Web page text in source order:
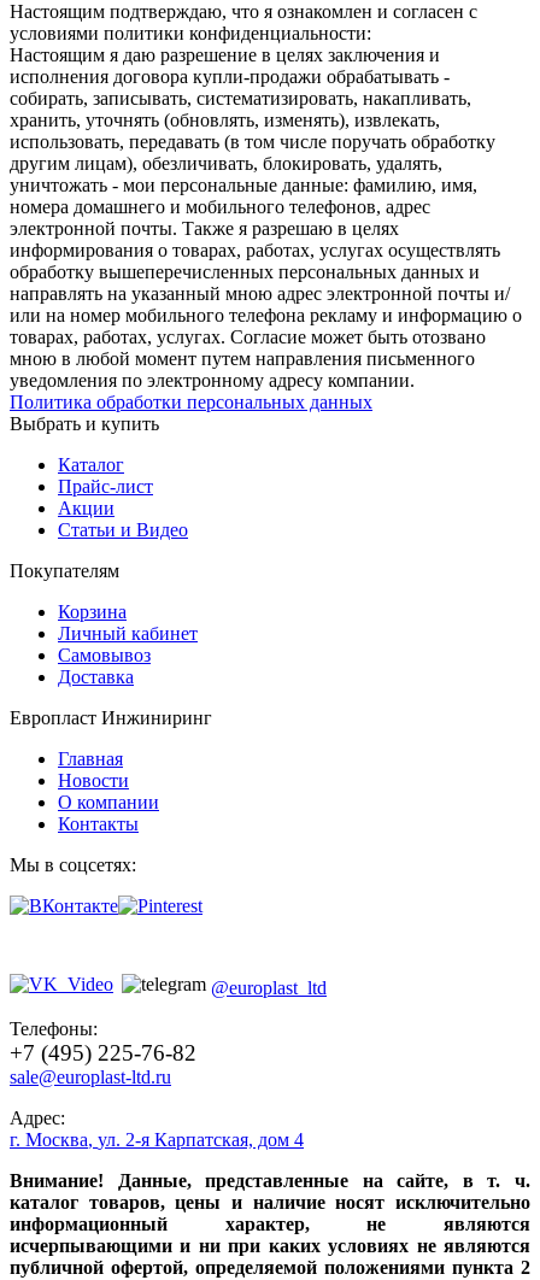
Настоящим подтверждаю, что я ознакомлен и согласен с
условиями политики конфиденциальности:
Настоящим я даю разрешение в целях заключения и
исполнения договора купли-продажи обрабатывать -
собирать, записывать, систематизировать, накапливать,
хранить, уточнять (обновлять, изменять), извлекать,
использовать, передавать (в том числе поручать обработку
другим лицам), обезличивать, блокировать, удалять,
уничтожать - мои персональные данные: фамилию, имя,
номера домашнего и мобильного телефонов, адрес
электронной почты. Также я разрешаю в целях
информирования о товарах, работах, услугах осуществлять
обработку вышеперечисленных персональных данных и
направлять на указанный мною адрес электронной почты и/
или на номер мобильного телефона рекламу и информацию о
товарах, работах, услугах. Согласие может быть отозвано
мною в любой момент путем направления письменного
уведомления по электронному адресу компании.
Политика обработки персональных данных
Выбрать и купить
Каталог
Прайс-лист
Акции
Статьи и Видео
Покупателям
Корзина
Личный кабинет
Самовывоз
Доставка
Европласт Инжиниринг
Главная
Новости
О компании
Контакты
Мы в соцсетях:
@europlast_ltd
Телефоны:
+7 (495) 225-76-82
sale@europlast-ltd.ru
Адрес:
г. Москва, ул. 2-я Карпатская, дом 4
Внимание! Данные, представленные на сайте, в т. ч.
каталог товаров, цены и наличие носят исключительно
информационный характер, не являются
исчерпывающими и ни при каких условиях не являются
публичной офертой, определяемой положениями пункта 2